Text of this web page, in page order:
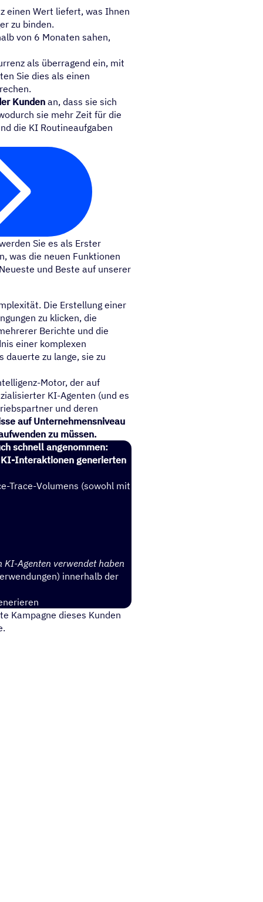
einen Wert liefert, was Ihnen
zu binden.
von 6 Monaten sahen,
als überragend ein, mit
Sie dies als einen
Kunden an, dass sie sich
sie mehr Zeit für die
die KI Routineaufgaben
Sie es als Erster
was die neuen Funktionen
und Beste auf unserer
Die Erstellung einer
zu klicken, die
Berichte und die
einer komplexen
dauerte zu lange, sie zu
Motor, der auf
KI-Agenten (und es
und deren
auf Unternehmensniveau
zu müssen.
schnell angenommen:
Interaktionen generierten
Trace-Volumens (sowohl mit
KI-Agenten verwendet haben
innerhalb der
Kampagne dieses Kunden